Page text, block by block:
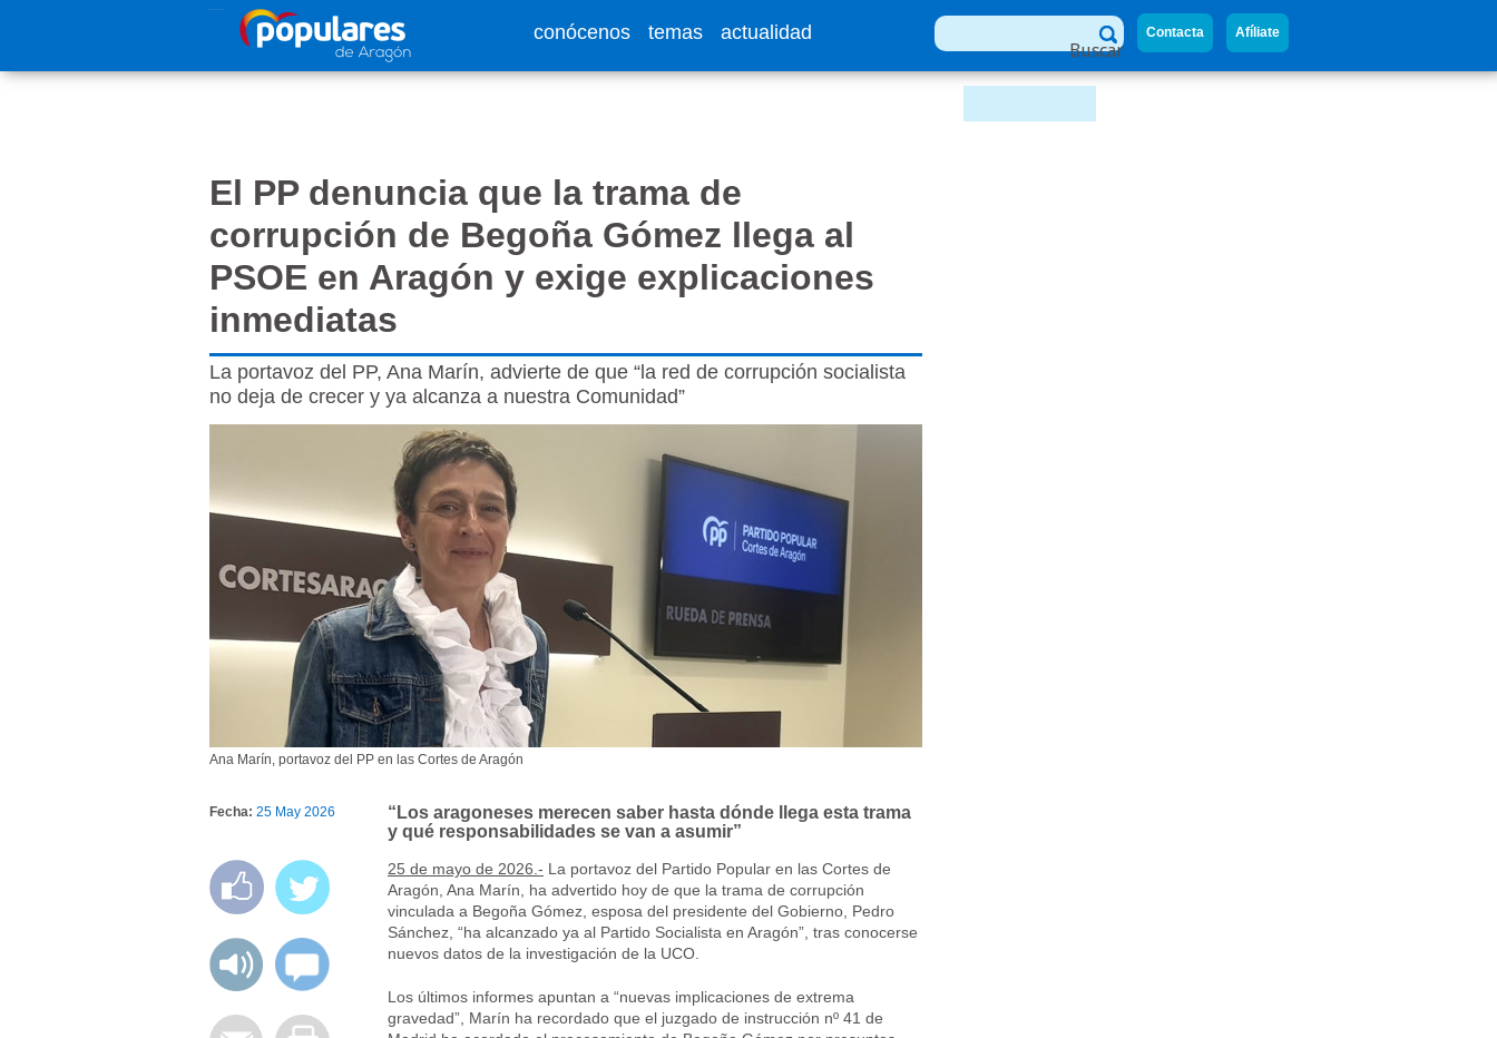
Pasar al contenido principal
conócenos temas actualidad
Buscar
Contacta Afíliate
El PP denuncia que la trama de
corrupción de Begoña Gómez llega al
PSOE en Aragón y exige explicaciones
inmediatas
La portavoz del PP, Ana Marín, advierte de que “la red de corrupción socialista
no deja de crecer y ya alcanza a nuestra Comunidad”
Ana Marín, portavoz del PP en las Cortes de Aragón
Fecha: 25 May 2026
“Los aragoneses merecen saber hasta dónde llega esta trama
y qué responsabilidades se van a asumir”
25 de mayo de 2026.- La portavoz del Partido Popular en las Cortes de
Aragón, Ana Marín, ha advertido hoy de que la trama de corrupción
vinculada a Begoña Gómez, esposa del presidente del Gobierno, Pedro
Sánchez, “ha alcanzado ya al Partido Socialista en Aragón”, tras conocerse
nuevos datos de la investigación de la UCO.
Los últimos informes apuntan a “nuevas implicaciones de extrema
gravedad”, Marín ha recordado que el juzgado de instrucción nº 41 de